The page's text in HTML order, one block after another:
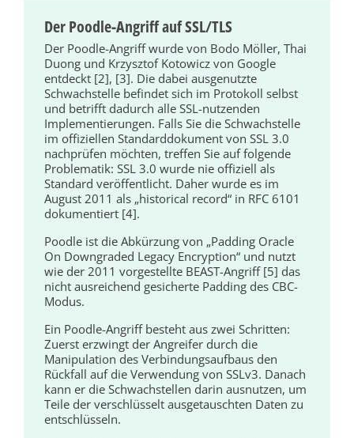
Der Poodle-Angriff auf SSL/TLS
Der Poodle-Angriff wurde von Bodo Möller, Thai
Duong und Krzysz­tof Kotowicz von Google
entdeckt [2], [3]. Die dabei ausgenutzte
Schwachstelle befindet sich im Protokoll selbst
und betrifft dadurch alle SSL-nutzenden
Implementierungen. Falls Sie die Schwachstelle
im offiziellen Standarddokument von SSL 3.0
nachprüfen möchten, treffen Sie auf folgende
Problematik: SSL 3.0 wurde nie offiziell als
Standard veröffentlicht. Daher wurde es im
August 2011 als „historical record“ in RFC 6101
dokumentiert [4].
Poodle ist die Abkürzung von „Padding Oracle
On Downgraded Legacy Encryption“ und nutzt
wie der 2011 vorgestellte BEAST-Angriff [5] das
nicht ausreichend gesicherte Padding des CBC-
Modus.
Ein Poodle-Angriff besteht aus zwei Schritten:
Zuerst erzwingt der Angreifer durch die
Manipulation des Verbindungsaufbaus den
Rückfall auf die Verwendung von SSLv3. Danach
kann er die Schwachstellen darin ausnutzen, um
Teile der verschlüsselt ausgetauschten Daten zu
entschlüsseln.